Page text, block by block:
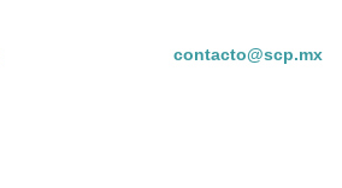
contacto@scp.mx